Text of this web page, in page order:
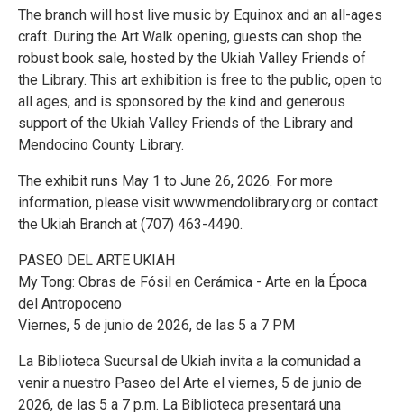
The branch will host live music by Equinox and an all-ages
craft. During the Art Walk opening, guests can shop the
robust book sale, hosted by the Ukiah Valley Friends of
the Library. This art exhibition is free to the public, open to
all ages, and is sponsored by the kind and generous
support of the Ukiah Valley Friends of the Library and
Mendocino County Library.
The exhibit runs May 1 to June 26, 2026. For more
information, please visit www.mendolibrary.org or contact
the Ukiah Branch at (707) 463-4490.
PASEO DEL ARTE UKIAH
My Tong: Obras de Fósil en Cerámica - Arte en la Época
del Antropoceno
Viernes, 5 de junio de 2026, de las 5 a 7 PM
La Biblioteca Sucursal de Ukiah invita a la comunidad a
venir a nuestro Paseo del Arte el viernes, 5 de junio de
2026, de las 5 a 7 p.m. La Biblioteca presentará una